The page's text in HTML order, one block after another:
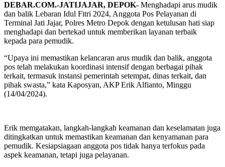
DEBAR.COM.-JATIJAJAR, DEPOK- Menghadapi arus mudik
dan balik Lebaran Idul Fitri 2024, Anggota Pos Pelayanan di
Terminal Jati Jajar, Polres Metro Depok dengan ketulusan hati siap
menghadapi dan bertekad untuk memberikan layanan terbaik
kepada para pemudik.
“Upaya ini memastikan kelancaran arus mudik dan balik, anggota
pos telah melakukan koordinasi intensif dengan berbagai pihak
terkait, termasuk instansi pemerintah setempat, dinas terkait, dan
pihak swasta,” kata Kaposyan, AKP Erik Alfianto, Minggu
(14/04/2024).
Erik memgatakan, langkah-langkah keamanan dan keselamatan juga
ditingkatkan untuk memastikan keamanan dan kenyamanan para
pemudik. Kesiapsiagaan anggota pos tidak hanya terfokus pada
aspek keamanan, tetapi juga pelayanan.